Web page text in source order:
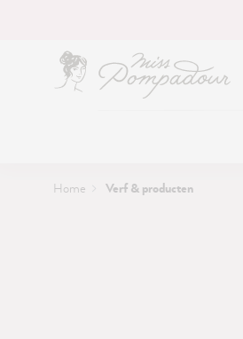
Home Verf & producten